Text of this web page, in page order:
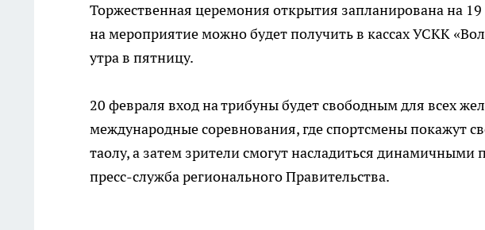
Торжественная церемония открытия запланирована на
на мероприятие можно будет получить в кассах УСКК
утра в пятницу.
20 февраля вход на трибуны будет свободным для всех
международные соревнования, где спортсмены покажут
таолу, а затем зрители смогут насладиться
пресс-служба регионального Правительства.